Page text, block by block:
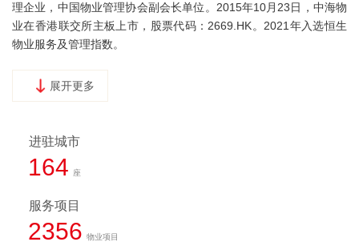
理企业，中国物业管理协会副会长单位。2015年10月23日，中海物
业在香港联交所主板上市，股票代码：2669.HK。2021年入选恒生
物业服务及管理指数。
展开更多
进驻城市
164 座
服务项目
2356 物业项目